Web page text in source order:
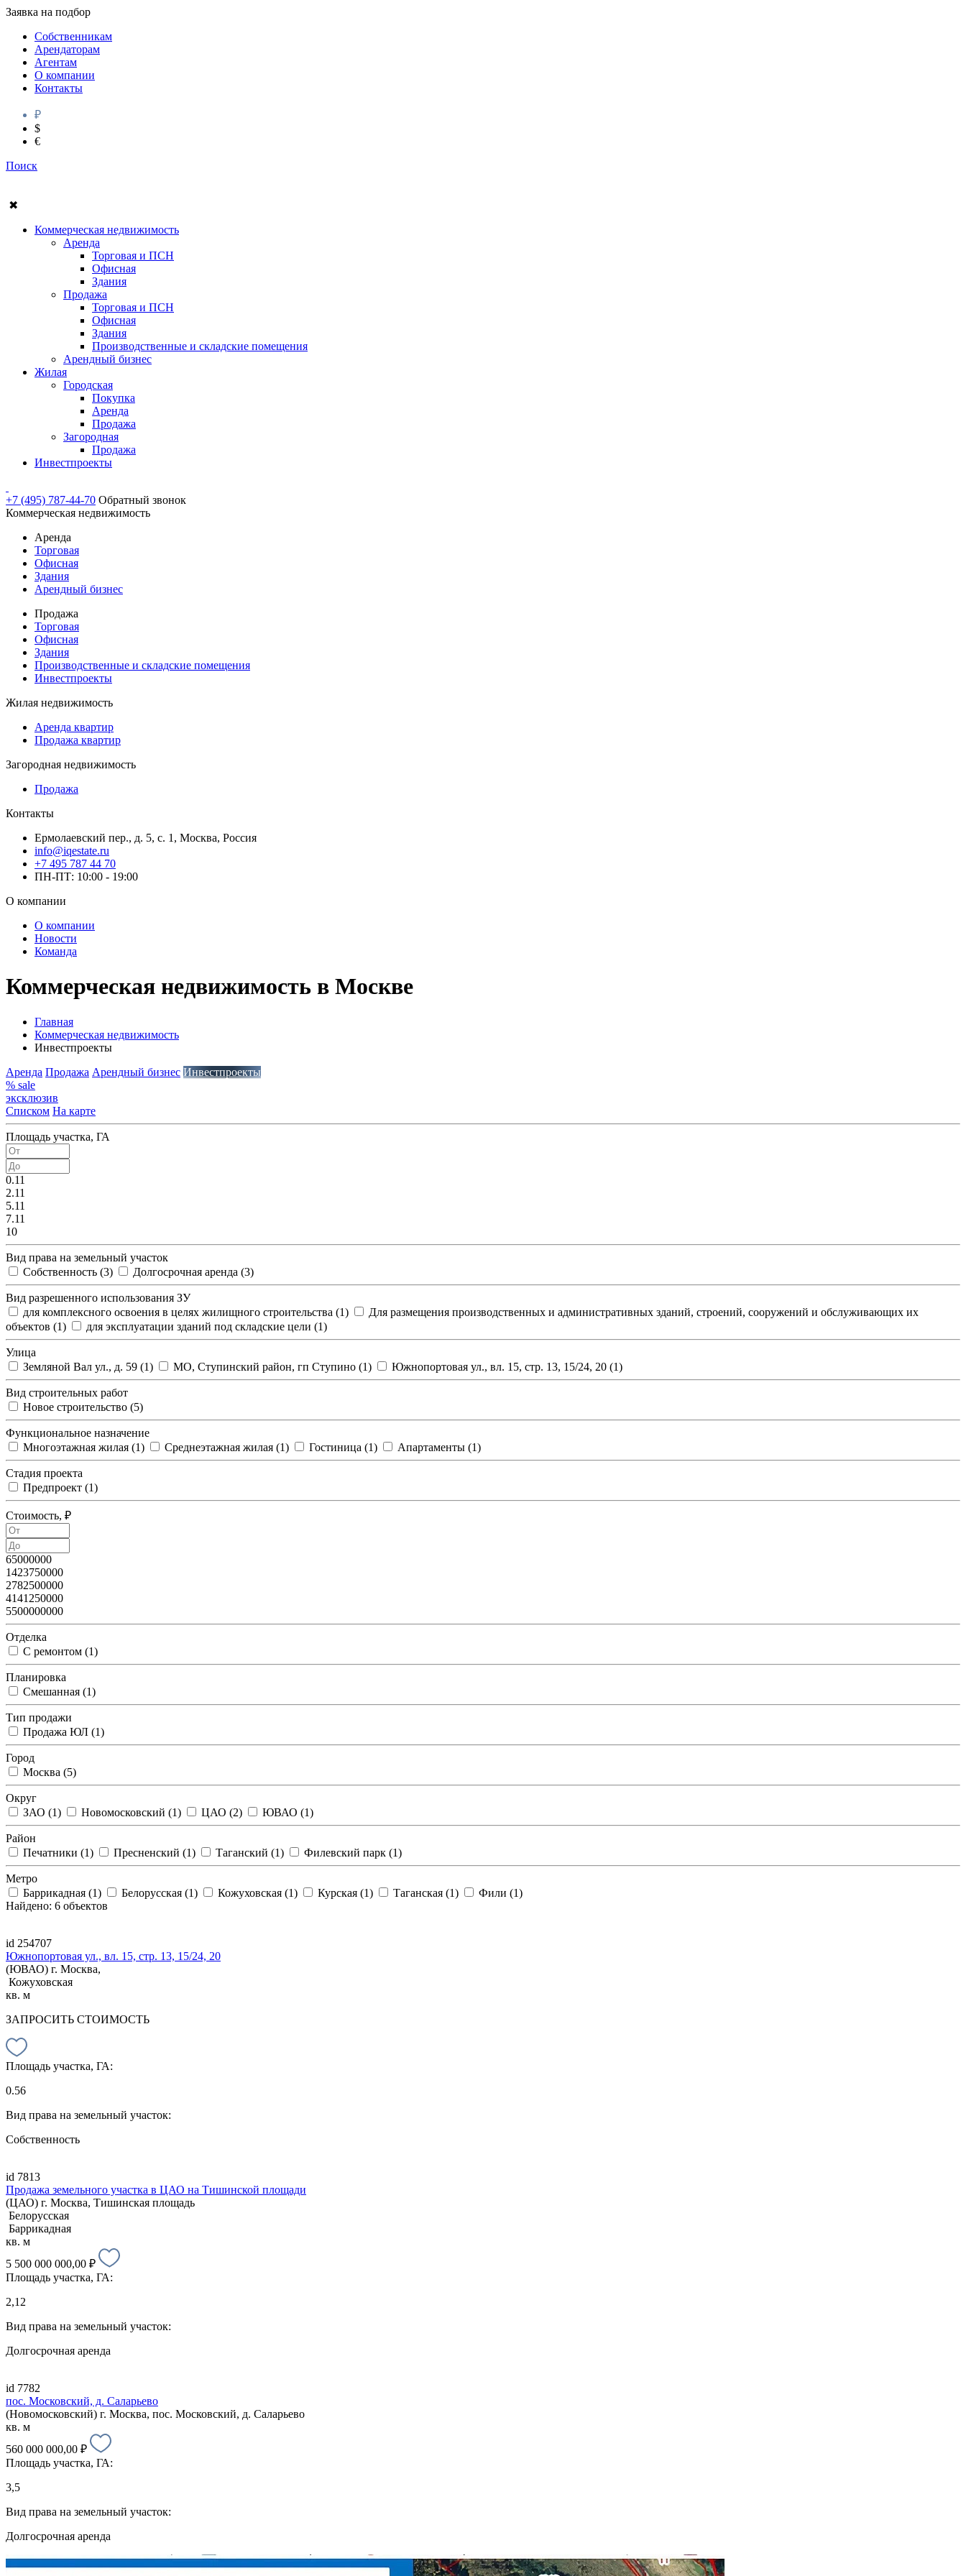
Заявка на подбор
Собственникам
Арендаторам
Агентам
О компании
Контакты
₽
$
€
Поиск
✖
Коммерческая недвижимость
Аренда
Торговая и ПСН
Офисная
Здания
Продажа
Торговая и ПСН
Офисная
Здания
Производственные и складские помещения
Арендный бизнес
Жилая
Городская
Покупка
Аренда
Продажа
Загородная
Продажа
Инвестпроекты
+7 (495) 787-44-70 Обратный звонок
Коммерческая недвижимость
Аренда
Торговая
Офисная
Здания
Арендный бизнес
Продажа
Торговая
Офисная
Здания
Производственные и складские помещения
Инвестпроекты
Жилая недвижимость
Аренда квартир
Продажа квартир
Загородная недвижимость
Продажа
Контакты
Ермолаевский пер., д. 5, с. 1, Москва, Россия
info@iqestate.ru
+7 495 787 44 70
ПН-ПТ: 10:00 - 19:00
О компании
О компании
Новости
Команда
Коммерческая недвижимость в Москве
Главная
Коммерческая недвижимость
Инвестпроекты
Аренда Продажа Арендный бизнес Инвестпроекты
% sale
эксклюзив
Списком На карте
Площадь участка, ГА
0.11
2.11
5.11
7.11
10
Вид права на земельный участок
Собственность (3) Долгосрочная аренда (3)
Вид разрешенного использования ЗУ
для комплексного освоения в целях жилищного строительства (1)
Для размещения производственных и административных зданий, строений, сооружений и обслуживающих их
объектов (1) для эксплуатации зданий под складские цели (1)
Улица
Земляной Вал ул., д. 59 (1) МО, Ступинский район, гп Ступино (1) Южнопортовая ул., вл. 15, стр. 13, 15/24, 20 (1)
Вид строительных работ
Новое строительство (5)
Функциональное назначение
Многоэтажная жилая (1) Среднеэтажная жилая (1) Гостиница (1) Апартаменты (1)
Стадия проекта
Предпроект (1)
Стоимость, ₽
65000000
1423750000
2782500000
4141250000
5500000000
Отделка
С ремонтом (1)
Планировка
Смешанная (1)
Тип продажи
Продажа ЮЛ (1)
Город
Москва (5)
Округ
ЗАО (1) Новомосковский (1) ЦАО (2) ЮВАО (1)
Район
Печатники (1) Пресненский (1) Таганский (1) Филевский парк (1)
Метро
Баррикадная (1) Белорусская (1) Кожуховская (1) Курская (1) Таганская (1) Фили (1)
Найдено: 6 объектов
id 254707
Южнопортовая ул., вл. 15, стр. 13, 15/24, 20
(ЮВАО) г. Москва,
Кожуховская
кв. м
ЗАПРОСИТЬ СТОИМОСТЬ
Площадь участка, ГА:
0.56
Вид права на земельный участок:
Собственность
id 7813
Продажа земельного участка в ЦАО на Тишинской площади
(ЦАО) г. Москва, Тишинская площадь
Белорусская
Баррикадная
кв. м
5 500 000 000,00 ₽
Площадь участка, ГА:
2,12
Вид права на земельный участок:
Долгосрочная аренда
id 7782
пос. Московский, д. Саларьево
(Новомосковский) г. Москва, пос. Московский, д. Саларьево
кв. м
560 000 000,00 ₽
Площадь участка, ГА:
3,5
Вид права на земельный участок:
Долгосрочная аренда